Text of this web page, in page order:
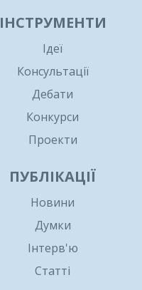
ІНСТРУМЕНТИ
Ідеї
Консультації
Дебати
Конкурси
Проекти
ПУБЛІКАЦІЇ
Новини
Думки
Інтерв'ю
Статті